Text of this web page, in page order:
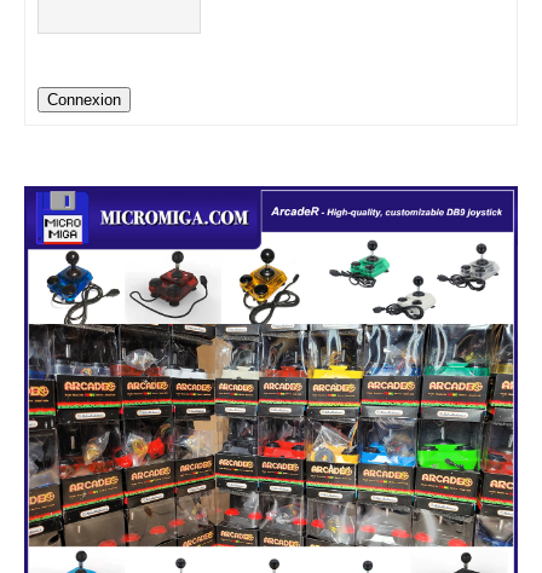
Connexion